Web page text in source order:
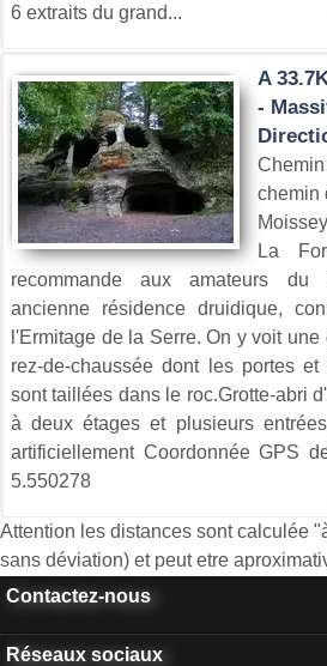
6 extraits du grand...
A
-
chemin
Moissey
La
recommande aux amateurs du
ancienne résidence druidique,
l'Ermitage de la Serre. On y voit
rez-de-chaussée dont les portes
sont taillées dans le roc.Grotte-abri
à deux étages et plusieurs
artificiellement Coordonnée GPS
5.550278
Attention les distances sont calculée
sans déviation) et peut etre
Contactez-nous
Réseaux sociaux